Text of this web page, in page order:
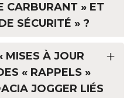
CARBURANT » ET
SÉCURITÉ » ?
MISES À JOUR
« RAPPELS »
JOGGER LIÉS